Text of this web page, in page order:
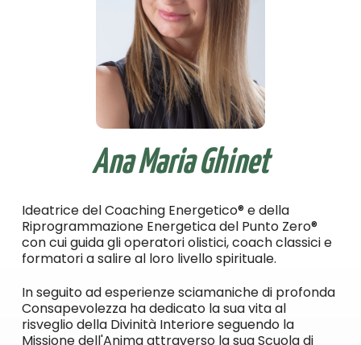
Ana Maria Ghinet
Ideatrice del Coaching Energetico® e della
Riprogrammazione Energetica del Punto Zero®
con cui guida gli operatori olistici, coach classici e
formatori a salire al loro livello spirituale.
In seguito ad esperienze sciamaniche di profonda
Consapevolezza ha dedicato la sua vita al
risveglio della Divinità Interiore seguendo la
Missione dell'Anima attraverso la sua Scuola di